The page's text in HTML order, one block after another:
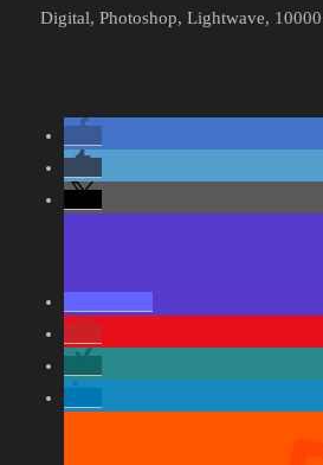
Digital, Photoshop, Lightwave,